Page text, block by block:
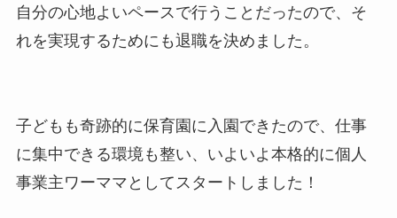
自分の心地よいペースで行うことだったので、そ
れを実現するためにも退職を決めました。
子どもも奇跡的に保育園に入園できたので、仕事
に集中できる環境も整い、いよいよ本格的に個人
事業主ワーママとしてスタートしました！